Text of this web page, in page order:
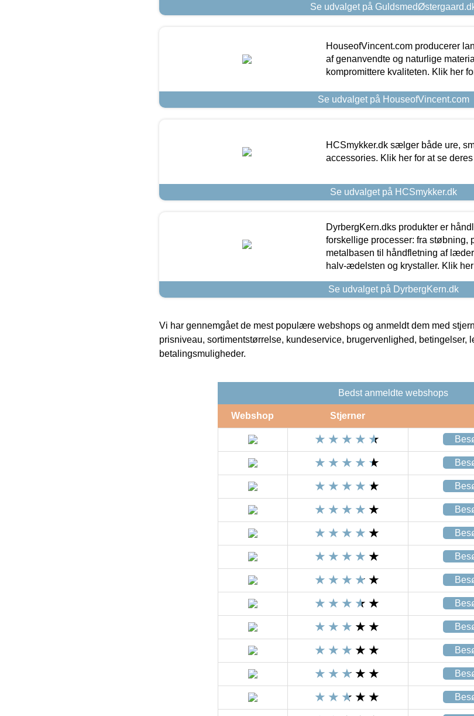
Se udvalget på
HouseofVincent.com producerer
af genanvendte og naturlige
kompromittere kvaliteten. Klik her
Se udvalget på HouseofVincent.com
HCSmykker.dk sælger både ure,
accessories. Klik her for at se
Se udvalget på HCSmykker.dk
DyrbergKern.dks produkter er
forskellige processer: fra
metalbasen til håndfletning af
halv-ædelsten og krystaller. Klik
Se udvalget på DyrbergKern.dk
Vi har gennemgået de mest populære webshops og anmeldt dem med
prisniveau, sortimentstørrelse, kundeservice, brugervenlighed, betingelser,
betalingsmuligheder.
Bedst anmeldte webshops
Webshop Stjerner